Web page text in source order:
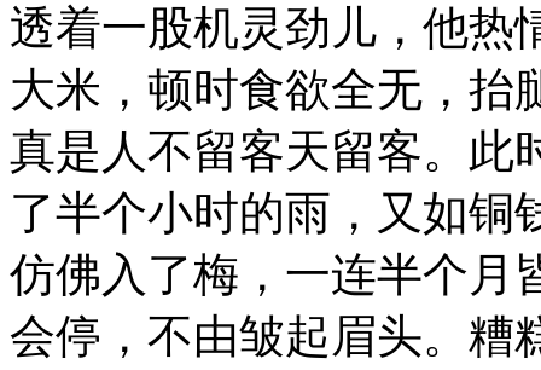
透着一股机灵劲儿，他热
大米，顿时食欲全无，抬
真是人不留客天留客。此
了半个小时的雨，又如铜
仿佛入了梅，一连半个月
会停，不由皱起眉头。糟